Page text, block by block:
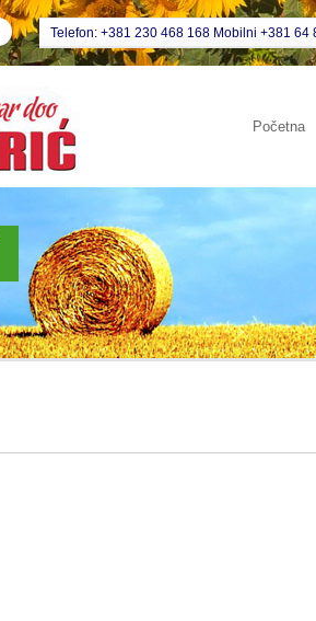
Telefon: +381 230 468 168 Mobilni +381 64
Početna